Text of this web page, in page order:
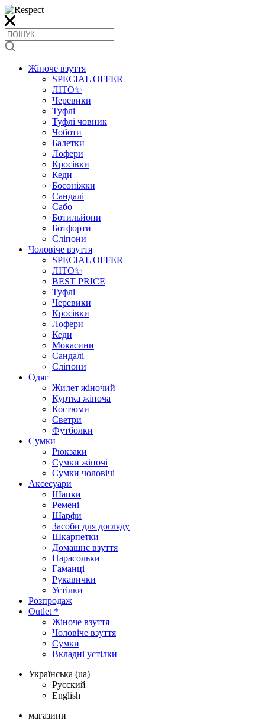
Жіноче взуття
SPECIAL OFFER
ЛІТО✨
Черевики
Туфлі
Туфлі човник
Чоботи
Балетки
Лофери
Кросівки
Кеди
Босоніжки
Сандалі
Сабо
Ботильйони
Ботфорти
Сліпони
Чоловіче взуття
SPECIAL OFFER
ЛІТО✨
BEST PRICE
Туфлі
Черевики
Кросівки
Лофери
Кеди
Мокасини
Сандалі
Сліпони
Одяг
Жилет жіночий
Куртка жіноча
Костюми
Светри
Футболки
Сумки
Рюкзаки
Сумки жіночі
Сумки чоловічі
Аксеcуари
Шапки
Ремені
Шарфи
Засоби для догляду
Шкарпетки
Домашнє взуття
Парасольки
Гаманці
Рукавички
Устілки
Розпродаж
Outlet *
Жіноче взуття
Чоловіче взуття
Сумки
Вкладні устілки
Українська (ua)
Русский
English
магазини